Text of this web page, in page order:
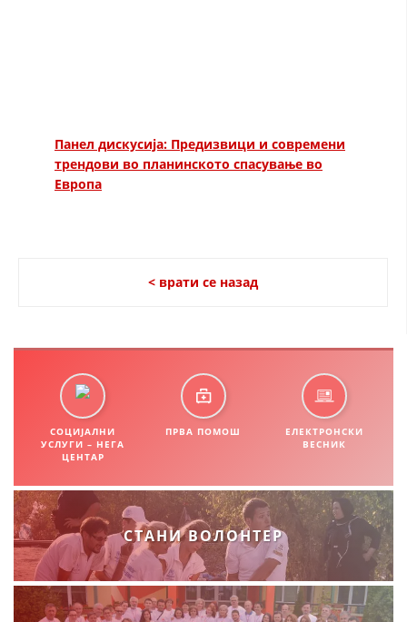
Панел дискусија: Предизвици и современи
трендови во планинското спасување во
Европа
< врати се назад
СОЦИЈАЛНИ
УСЛУГИ – НЕГА
ЦЕНТАР
ПРВА ПОМОШ
ЕЛЕКТРОНСКИ
ВЕСНИК
СТАНИ ВОЛОНТЕР